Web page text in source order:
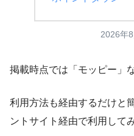
2026年
掲載時点では「モッピー」
利用方法も経由するだけと
ントサイト経由で利用して